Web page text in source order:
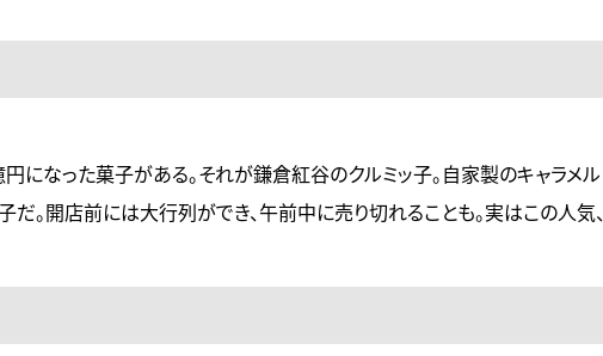
なった菓子がある。それが鎌倉紅谷のクルミッ子。自家製のキャラメル
。開店前には大行列ができ、午前中に売り切れることも。実はこの人気、